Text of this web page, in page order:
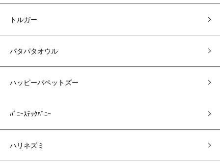
トルガー
パタパタオウル
ハッピーパペットズー
ﾊﾞﾆｰｽﾃｯｸﾊﾞﾆｰ
ハリネズミ